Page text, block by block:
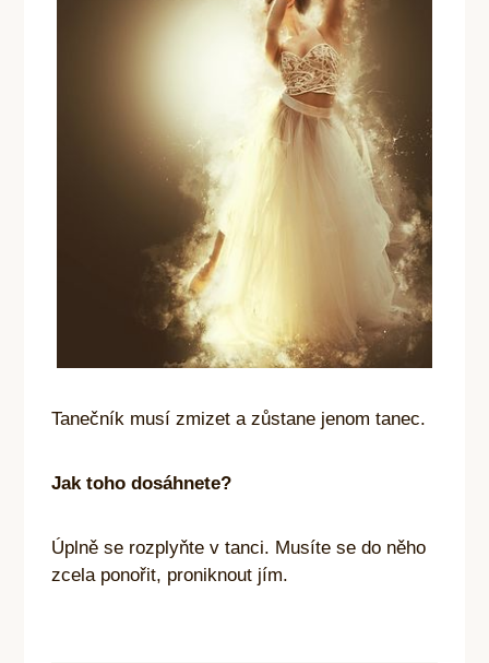
Tanečník musí zmizet a zůstane jenom tanec.
Jak toho dosáhnete?
Úplně se rozplyňte v tanci. Musíte se do něho
zcela ponořit, proniknout jím.